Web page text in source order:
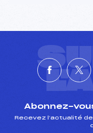
Abonnez-
Recevez l’actualité